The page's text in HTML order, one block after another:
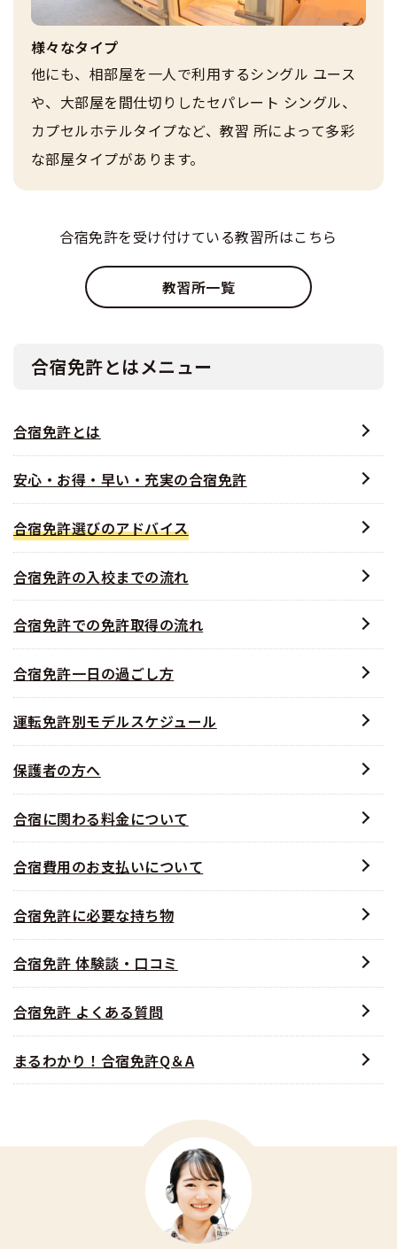
様々なタイプ
他にも、相部屋を一人で利用するシングル ユース
や、大部屋を間仕切りしたセパレート シングル、
カプセルホテルタイプなど、教習 所によって多彩
な部屋タイプがあります。
合宿免許を受け付けている教習所はこちら
教習所一覧
合宿免許とはメニュー
合宿免許とは
安心・お得・早い・充実の合宿免許
合宿免許選びのアドバイス
合宿免許の入校までの流れ
合宿免許での免許取得の流れ
合宿免許一日の過ごし方
運転免許別モデルスケジュール
保護者の方へ
合宿に関わる料金について
合宿費用のお支払いについて
合宿免許に必要な持ち物
合宿免許 体験談・口コミ
合宿免許 よくある質問
まるわかり！合宿免許Q＆A